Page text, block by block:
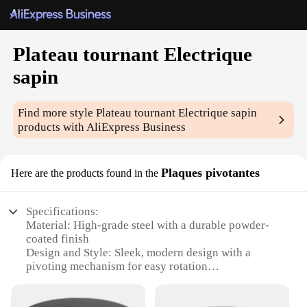
Plateau tournant Electrique
sapin
Find more stylePlateau tournant Electrique sapin
products with AliExpress Business
Here are the products found in the Plaques pivotantes
Specifications:
Material: High-grade steel with a durable powder-
coated finish
Design and Style: Sleek, modern design with a
pivoting mechanism for easy rotation